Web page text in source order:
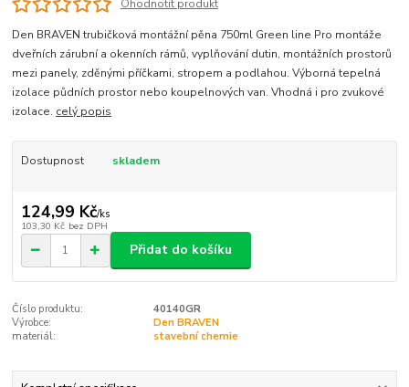
Ohodnotit produkt
Den BRAVEN trubičková montážní pěna 750ml Green line Pro montáže
dveřních zárubní a okenních rámů, vyplňování dutin, montážních prostorů
mezi panely, zděnými příčkami, stropem a podlahou. Výborná tepelná
izolace půdních prostor nebo koupelnových van. Vhodná i pro zvukové
izolace. celý popis
Dostupnost skladem
124,99 Kč/ks
103,30 Kč bez DPH
Přidat do košíku
Číslo produktu:
40140GR
Výrobce:
Den BRAVEN
materiál:
stavební chemie